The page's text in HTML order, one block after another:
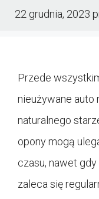
22 grudnia, 2023
Przede
nieużywane
naturalnego
opony mogą
czasu, nawet
zaleca się